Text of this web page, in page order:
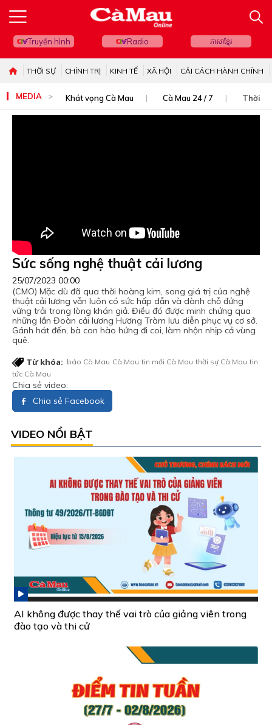
Truyền hình Radio ភាសាខ្មែរ
THỜI SỰ CHÍNH TRỊ KINH TẾ XÃ HỘI CẢI CÁCH HÀNH CHÍNH
MEDIA Khát vọng Cà Mau Cà Mau 24 / 7 Thời sự
Sức sống nghệ thuật cải lương
25/07/2023 00:00
(CMO) Mặc dù đã qua thời hoàng kim, song giá trị của nghệ
thuật cải lương vẫn luôn có sức hấp dẫn và dành chỗ đứng
vững trải trong lòng khán giả. Điều đó được minh chứng qua
những lần Đoàn cải lương Hương Tràm lưu diễn phục vụ cơ sở.
Gánh hát đến, bà con hào hứng đi coi, làm nhộn nhịp cả vùng
quê.
Từ khóa: báo Cà Mau Cà Mau tin mới Cà Mau thời sự Cà Mau tin
tức Cà Mau
Chia sẻ video:
Chia sẻ Facebook
VIDEO NỔI BẬT
AI không được thay thế vai trò của giảng viên trong
đào tạo và thi cử